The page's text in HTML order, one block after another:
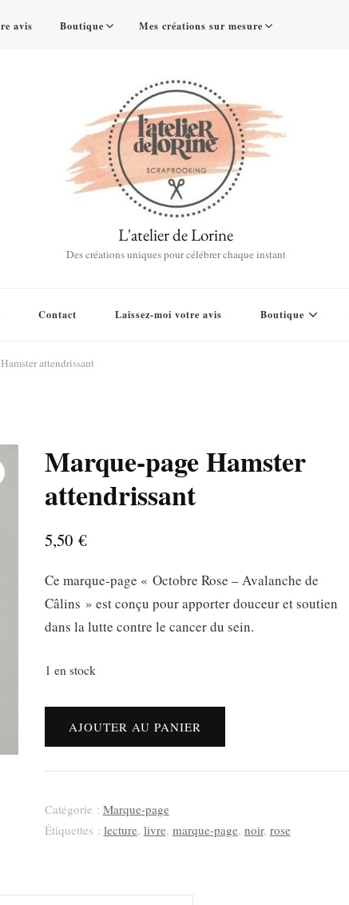
avis Boutique Mes créations sur mesure
L'atelier de Lorine
Des créations uniques pour célébrer chaque instant
Contact Laissez-moi votre avis Boutique
attendrissant
Marque-page Hamster
attendrissant
5,50 €
Ce marque-page « Octobre Rose – Avalanche de
Câlins » est conçu pour apporter douceur et soutien
dans la lutte contre le cancer du sein.
1 en stock
quantité
Hamster
attendrissant
AJOUTER AU PANIER
Catégorie : Marque-page
Étiquettes : lecture, livre, marque-page, noir, rose